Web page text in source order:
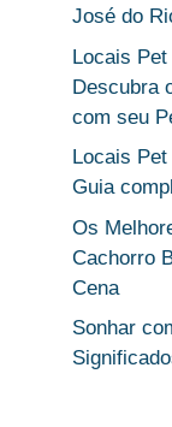
José do
Locais
Descubra
com seu
Locais
Guia
Os
Cachorro
Cena
Sonhar